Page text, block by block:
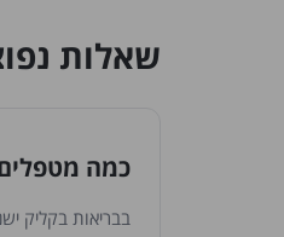
שאלות
כמה
בבריאות בקליק ישנם 1 מטפלים מאושרים ברפלקסולוגיה בנתניה. הרשימה מתעדכנת באופן שוטף עם